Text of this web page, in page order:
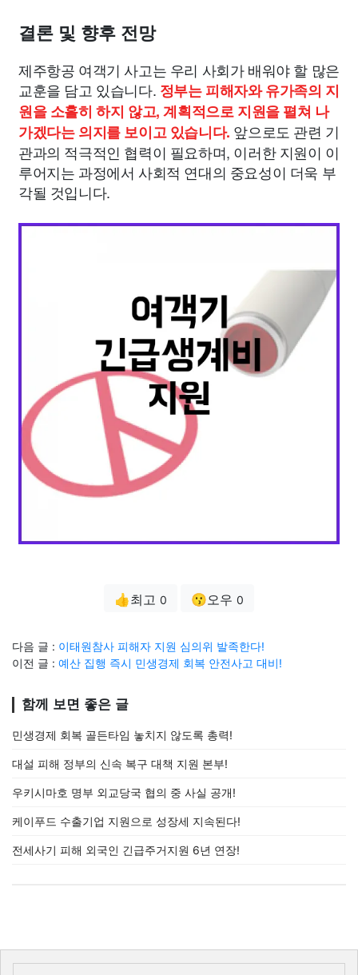
결론 및 향후 전망
제주항공 여객기 사고는 우리 사회가 배워야 할 많은
교훈을 담고 있습니다. 정부는 피해자와 유가족의 지
원을 소홀히 하지 않고, 계획적으로 지원을 펼쳐 나
가겠다는 의지를 보이고 있습니다. 앞으로도 관련 기
관과의 적극적인 협력이 필요하며, 이러한 지원이 이
루어지는 과정에서 사회적 연대의 중요성이 더욱 부
각될 것입니다.
👍최고 0 😗오우 0
다음 글 : 이태원참사 피해자 지원 심의위 발족한다!
이전 글 : 예산 집행 즉시 민생경제 회복 안전사고 대비!
함께 보면 좋은 글
민생경제 회복 골든타임 놓치지 않도록 총력!
대설 피해 정부의 신속 복구 대책 지원 본부!
우키시마호 명부 외교당국 협의 중 사실 공개!
케이푸드 수출기업 지원으로 성장세 지속된다!
전세사기 피해 외국인 긴급주거지원 6년 연장!